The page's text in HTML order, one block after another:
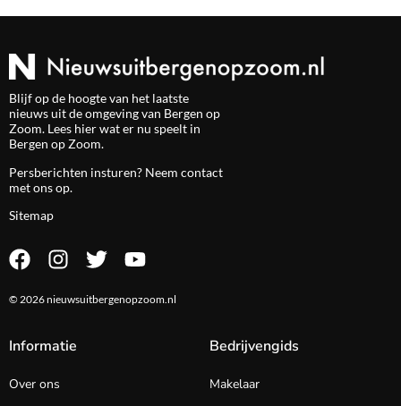
Blijf op de hoogte van het laatste
nieuws uit de omgeving van Bergen op
Zoom. Lees hier wat er nu speelt in
Bergen op Zoom.
Persberichten insturen? Neem contact
met ons op.
Sitemap
© 2026 nieuwsuitbergenopzoom.nl
Informatie
Over ons
Bedrijvengids
Makelaar